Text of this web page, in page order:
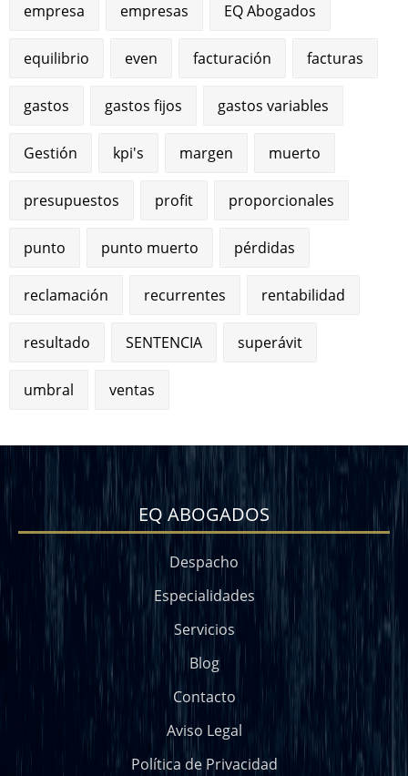
empresa empresas EQ Abogados
equilibrio even facturación facturas
gastos gastos fijos gastos variables
Gestión kpi's margen muerto
presupuestos profit proporcionales
punto punto muerto pérdidas
reclamación recurrentes rentabilidad
resultado SENTENCIA superávit
umbral ventas
EQ ABOGADOS
Despacho
Especialidades
Servicios
Blog
Contacto
Aviso Legal
Política de Privacidad